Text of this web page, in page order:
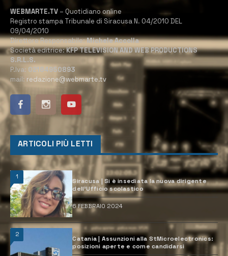
WEBMARTE.TV – Quotidiano online
Registro stampa Tribunale di Siracusa N. 04/2010 DEL
09/04/2010
Direttore Responsabile:Michele Accolla
Società editrice:KFP TELEVISION AND WEB PRODUCTIONS
S.R.L.S.
P.Iva: 02184950893
mail: redazione@webmarte.tv
ARTICOLI PIÙ LETTI
1
Siracusa | Si è insediata la nuova dirigente
dell’Ufficio scolastico
6 FEBBRAIO 2024
2
Catania | Assunzioni alla StMicroelectronics:
posizioni aperte e come candidarsi